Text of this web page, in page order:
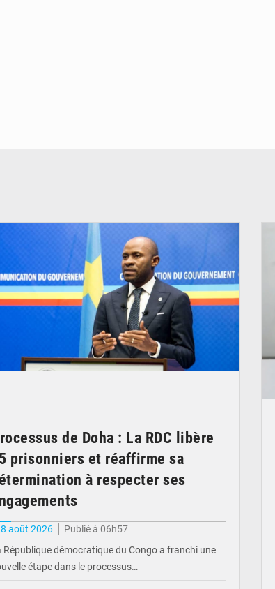
de Doha : La RDC libère
prisonniers et réaffirme sa
à respecter ses
8 août 2026
Publié à 06h57
République démocratique du Congo a franchi une
étape dans le processus…